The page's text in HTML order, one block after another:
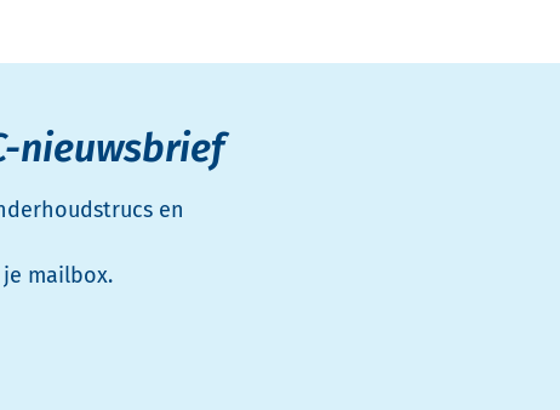
nieuwsbrief
en
mailbox.